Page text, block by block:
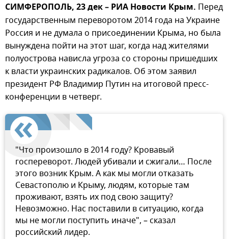
СИМФЕРОПОЛЬ, 23 дек – РИА Новости Крым. Перед
государственным переворотом 2014 года на Украине
Россия и не думала о присоединении Крыма, но была
вынуждена пойти на этот шаг, когда над жителями
полуострова нависла угроза со стороны пришедших
к власти украинских радикалов. Об этом заявил
президент РФ Владимир Путин на итоговой пресс-
конференции в четверг.
"Что произошло в 2014 году? Кровавый
госпереворот. Людей убивали и сжигали… После
этого возник Крым. А как мы могли отказать
Севастополю и Крыму, людям, которые там
проживают, взять их под свою защиту?
Невозможно. Нас поставили в ситуацию, когда
мы не могли поступить иначе", – сказал
российский лидер.